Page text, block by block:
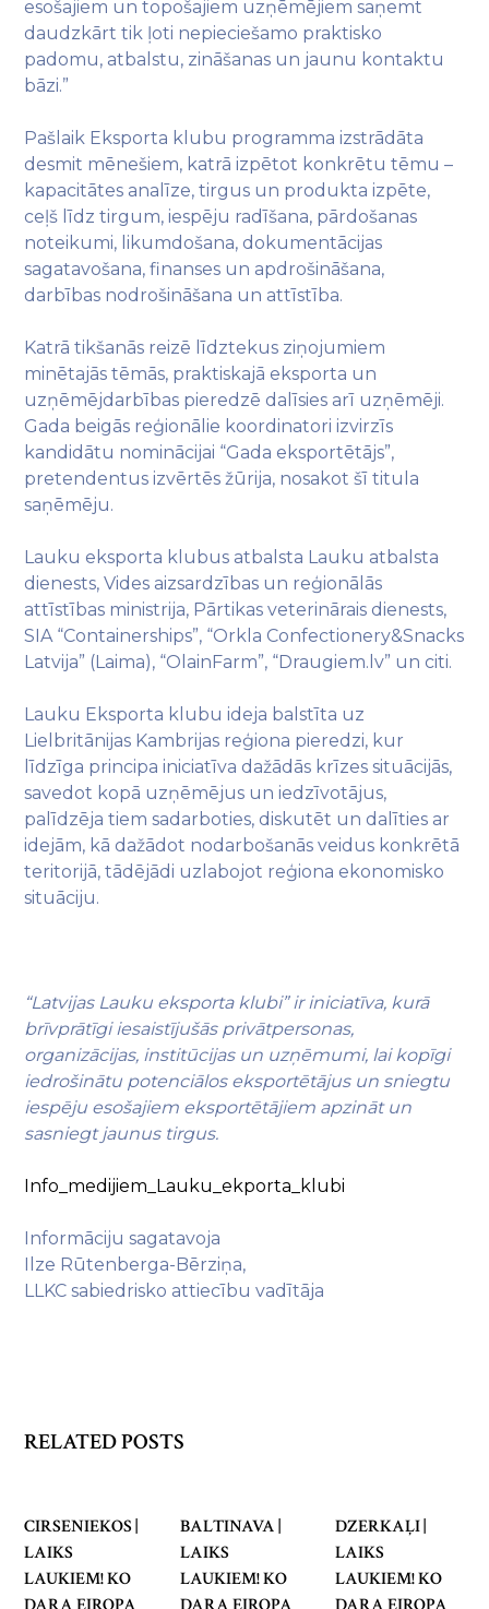
esošajiem un topošajiem uzņēmējiem saņemt
daudzkārt tik ļoti nepieciešamo praktisko
padomu, atbalstu, zināšanas un jaunu kontaktu
bāzi.”
Pašlaik Eksporta klubu programma izstrādāta
desmit mēnešiem, katrā izpētot konkrētu tēmu –
kapacitātes analīze, tirgus un produkta izpēte,
ceļš līdz tirgum, iespēju radīšana, pārdošanas
noteikumi, likumdošana, dokumentācijas
sagatavošana, finanses un apdrošināšana,
darbības nodrošināšana un attīstība.
Katrā tikšanās reizē līdztekus ziņojumiem
minētajās tēmās, praktiskajā eksporta un
uzņēmējdarbības pieredzē dalīsies arī uzņēmēji.
Gada beigās reģionālie koordinatori izvirzīs
kandidātu nominācijai “Gada eksportētājs”,
pretendentus izvērtēs žūrija, nosakot šī titula
saņēmēju.
Lauku eksporta klubus atbalsta Lauku atbalsta
dienests, Vides aizsardzības un reģionālās
attīstības ministrija, Pārtikas veterinārais dienests,
SIA “Containerships”, “Orkla Confectionery&Snacks
Latvija” (Laima), “OlainFarm”, “Draugiem.lv” un citi.
Lauku Eksporta klubu ideja balstīta uz
Lielbritānijas Kambrijas reģiona pieredzi, kur
līdzīga principa iniciatīva dažādās krīzes situācijās,
savedot kopā uzņēmējus un iedzīvotājus,
palīdzēja tiem sadarboties, diskutēt un dalīties ar
idejām, kā dažādot nodarbošanās veidus konkrētā
teritorijā, tādējādi uzlabojot reģiona ekonomisko
situāciju.
“Latvijas Lauku eksporta klubi” ir iniciatīva, kurā
brīvprātīgi iesaistījušās privātpersonas,
organizācijas, institūcijas un uzņēmumi, lai kopīgi
iedrošinātu potenciālos eksportētājus un sniegtu
iespēju esošajiem eksportētājiem apzināt un
sasniegt jaunus tirgus.
Info_medijiem_Lauku_ekporta_klubi
Informāciju sagatavoja
Ilze Rūtenberga-Bērziņa,
LLKC sabiedrisko attiecību vadītāja
RELATED POSTS
CIRSENIEKOS |
LAIKS
LAUKIEM! KO
BALTINAVA |
LAIKS
LAUKIEM! KO
DZERKAĻI |
LAIKS
LAUKIEM! KO